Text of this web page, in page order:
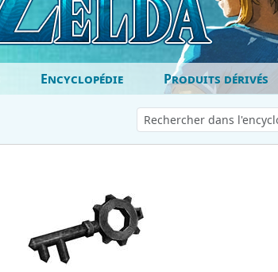
Encyclopédie Produits dérivés